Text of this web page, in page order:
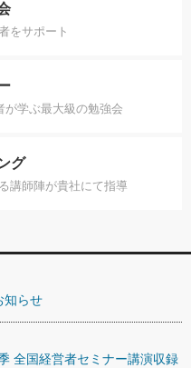
をサポート
が学ぶ最大級の勉強会
グ
講師陣が貴社にて指導
知らせ
全国経営者セミナー講演収録